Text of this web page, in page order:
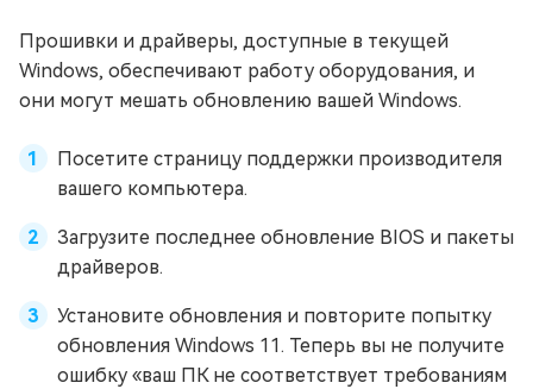
Прошивки и драйверы, доступные в текущей
Windows, обеспечивают работу оборудования, и
они могут мешать обновлению вашей Windows.
Посетите страницу поддержки производителя
вашего компьютера.
Загрузите последнее обновление BIOS и пакеты
драйверов.
Установите обновления и повторите попытку
обновления Windows 11. Теперь вы не получите
ошибку «ваш ПК не соответствует требованиям